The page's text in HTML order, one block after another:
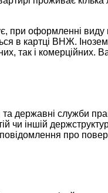
при оформленні
в картці ВНЖ.
так і комерційних.
та державні служби
чи іншій
про